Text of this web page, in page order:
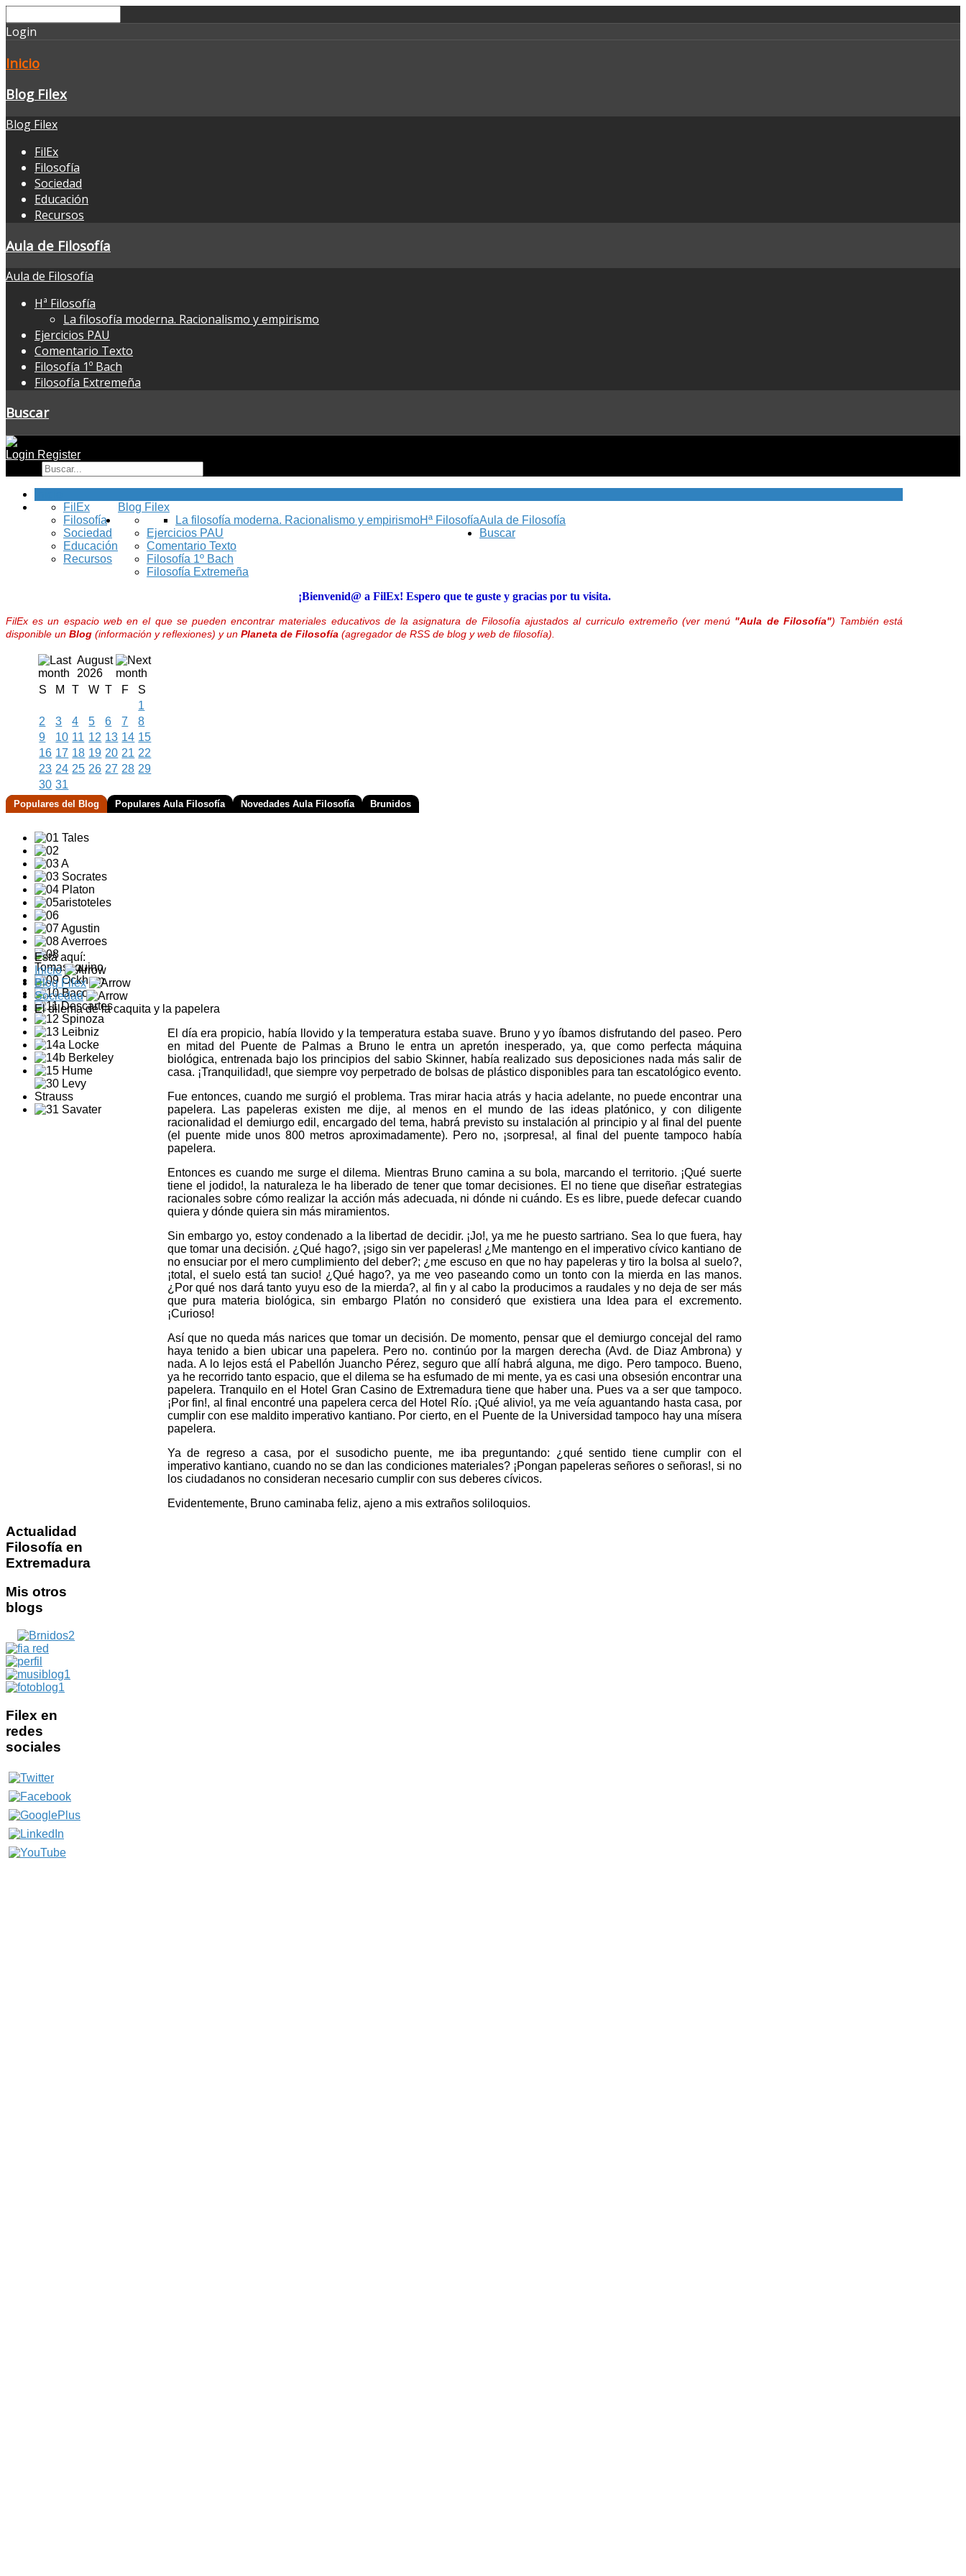
Login
Inicio
Blog Filex
Blog Filex
FilEx
Filosofía
Sociedad
Educación
Recursos
Aula de Filosofía
Aula de Filosofía
Hª Filosofía
La filosofía moderna. Racionalismo y empirismo
Ejercicios PAU
Comentario Texto
Filosofía 1º Bach
Filosofía Extremeña
Buscar
Login Register
Blog Filex
FilEx
Filosofía
Sociedad
Educación
Recursos
Aula de Filosofía
Hª Filosofía
La filosofía moderna. Racionalismo y empirismo
Ejercicios PAU
Comentario Texto
Filosofía 1º Bach
Filosofía Extremeña
Buscar
¡Bienvenid@ a FilEx! Espero que te guste y gracias por tu visita.
FilEx es un espacio web en el que se pueden encontrar materiales educativos de la asignatura de Filosofía ajustados al curriculo extremeño (ver menú "Aula de Filosofía") También está
disponible un Blog (información y reflexiones) y un Planeta de Filosofía (agregador de RSS de blog y web de filosofía).
August
2026
S
M T W T F
S
1
2
3 4 5 6 7
8
9
10 11 12 13 14 15
16 17 18 19 20 21 22
23 24 25 26 27 28 29
30 31
Populares del Blog Populares Aula Filosofía Novedades Aula Filosofía Brunidos
Está aquí:
Inicio
Blog Filex
Sociedad
El dilema de la caquita y la papelera
El día era propicio, había llovido y la temperatura estaba suave. Bruno y yo íbamos disfrutando del paseo. Pero
en mitad del Puente de Palmas a Bruno le entra un apretón inesperado, ya, que como perfecta máquina
biológica, entrenada bajo los principios del sabio Skinner, había realizado sus deposiciones nada más salir de
casa. ¡Tranquilidad!, que siempre voy perpetrado de bolsas de plástico disponibles para tan escatológico evento.
Fue entonces, cuando me surgió el problema. Tras mirar hacia atrás y hacia adelante, no puede encontrar una
papelera. Las papeleras existen me dije, al menos en el mundo de las ideas platónico, y con diligente
racionalidad el demiurgo edil, encargado del tema, habrá previsto su instalación al principio y al final del puente
(el puente mide unos 800 metros aproximadamente). Pero no, ¡sorpresa!, al final del puente tampoco había
papelera.
Entonces es cuando me surge el dilema. Mientras Bruno camina a su bola, marcando el territorio. ¡Qué suerte
tiene el jodido!, la naturaleza le ha liberado de tener que tomar decisiones. El no tiene que diseñar estrategias
racionales sobre cómo realizar la acción más adecuada, ni dónde ni cuándo. Es es libre, puede defecar cuando
quiera y dónde quiera sin más miramientos.
Sin embargo yo, estoy condenado a la libertad de decidir. ¡Jo!, ya me he puesto sartriano. Sea lo que fuera, hay
que tomar una decisión. ¿Qué hago?, ¡sigo sin ver papeleras! ¿Me mantengo en el imperativo cívico kantiano de
no ensuciar por el mero cumplimiento del deber?; ¿me escuso en que no hay papeleras y tiro la bolsa al suelo?,
¡total, el suelo está tan sucio! ¿Qué hago?, ya me veo paseando como un tonto con la mierda en las manos.
¿Por qué nos dará tanto yuyu eso de la mierda?, al fin y al cabo la producimos a raudales y no deja de ser más
que pura materia biológica, sin embargo Platón no consideró que existiera una Idea para el excremento.
¡Curioso!
Así que no queda más narices que tomar un decisión. De momento, pensar que el demiurgo concejal del ramo
haya tenido a bien ubicar una papelera. Pero no. continúo por la margen derecha (Avd. de Diaz Ambrona) y
nada. A lo lejos está el Pabellón Juancho Pérez, seguro que allí habrá alguna, me digo. Pero tampoco. Bueno,
ya he recorrido tanto espacio, que el dilema se ha esfumado de mi mente, ya es casi una obsesión encontrar una
papelera. Tranquilo en el Hotel Gran Casino de Extremadura tiene que haber una. Pues va a ser que tampoco.
¡Por fin!, al final encontré una papelera cerca del Hotel Río. ¡Qué alivio!, ya me veía aguantando hasta casa, por
cumplir con ese maldito imperativo kantiano. Por cierto, en el Puente de la Universidad tampoco hay una mísera
papelera.
Ya de regreso a casa, por el susodicho puente, me iba preguntando: ¿qué sentido tiene cumplir con el
imperativo kantiano, cuando no se dan las condiciones materiales? ¡Pongan papeleras señores o señoras!, si no
los ciudadanos no consideran necesario cumplir con sus deberes cívicos.
Evidentemente, Bruno caminaba feliz, ajeno a mis extraños soliloquios.
Actualidad
Filosofía en
Extremadura
Mis otros
blogs
Filex en
redes
sociales